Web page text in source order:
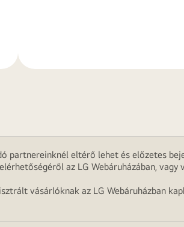
partnereinknél eltérő lehet és előzetes
az LG Webáruházában, vagy
vásárlóknak az LG Webáruházban